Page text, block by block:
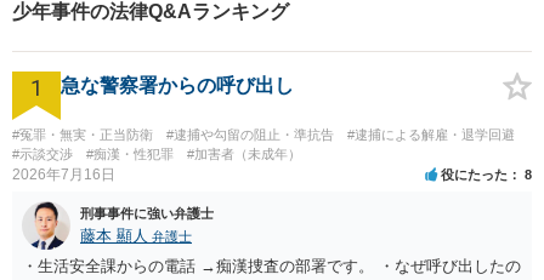
少年事件の法律Q&Aランキング
1 急な警察署からの呼び出し
#冤罪・無実・正当防衛 #逮捕や勾留の阻止・準抗告
#逮捕による解雇・退学回避
#示談交渉
#痴漢・性犯罪 #加害者（未成年）
2026年7月16日 役にたった 8
刑事事件に強い弁護士
藤本 顯人 弁護士
・生活安全課からの電話 →痴漢捜査の部署です。 ・なぜ呼び出したの